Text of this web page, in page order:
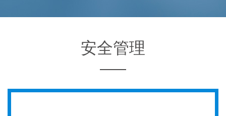
安全管理